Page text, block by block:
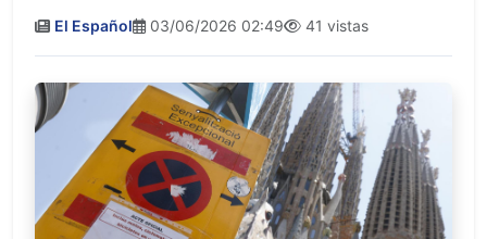
El Español 03/06/2026 02:49 41 vistas